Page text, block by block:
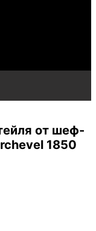
от шеф-
1850